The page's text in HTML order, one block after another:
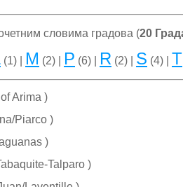
словима градова (20
(1) | M (2) | P (6) | R (2) | S (4) | T
Arima )
Piarco )
)
Talparo )